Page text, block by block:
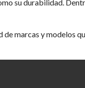
su durabilidad.
marcas y modelos